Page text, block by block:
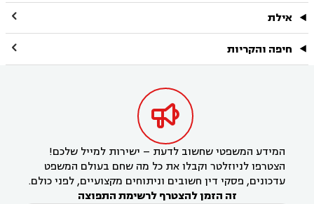
אילת 
חיפה והקריות 

המידע המשפטי שחשוב לדעת – ישירות למייל שלכם!
הצטרפו לניוזלטר וקבלו את כל מה שחם בעולם המשפט
עדכונים, פסקי דין חשובים וניתוחים מקצועיים, לפני כולם.
זה הזמן להצטרף לרשימת התפוצה